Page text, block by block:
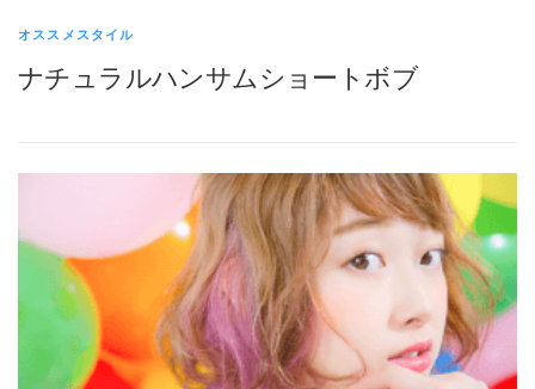
オススメスタイル
ナチュラルハンサムショートボブ